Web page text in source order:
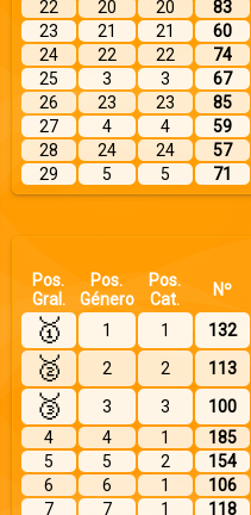
22
20 20 83
23
21 21 60
24
22 22 74
25
3 3 67
26
23 23 85
27
4 4 59
28
24 24 57
29
5 5 71
Pos.
Gral.
Pos.
Género
Pos.
Cat.
Nº
🥇 1 1 132
🥈 2 2 113
🥉 3 3 100
4
4 1 185
5
5 2 154
6
6 1 106
7
7 1 118